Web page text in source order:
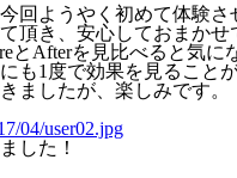
回ようやく初めて体験さ
頂き、安心しておまかせ
とAfterを見比べると気
も1度で効果を見ること
ましたが、楽しみです。
した！